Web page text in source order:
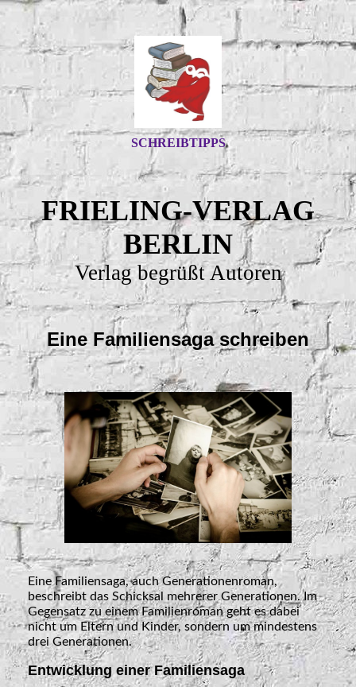
SCHREIBTIPPS
FRIELING-VERLAG
BERLIN
Verlag begrüßt Autoren
Eine Familiensaga schreiben
Eine Familiensaga, auch Generationenroman,
beschreibt das Schicksal mehrerer Generationen. Im
Gegensatz zu einem Familienroman geht es dabei
nicht um Eltern und Kinder, sondern um mindestens
drei Generationen.
Entwicklung einer Familiensaga